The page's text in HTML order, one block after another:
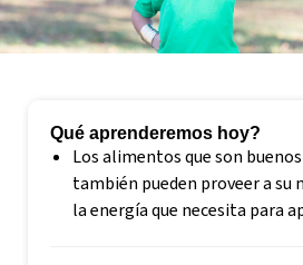
Qué aprenderemos hoy?
Los alimentos que son
también pueden proveer a su
la energía que necesita para